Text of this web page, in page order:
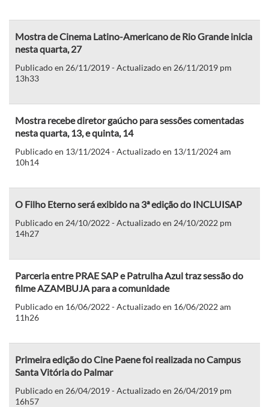
Mostra de Cinema Latino-Americano de Rio Grande inicia
nesta quarta, 27
Publicado en 26/11/2019 - Actualizado en 26/11/2019 pm
13h33
Mostra recebe diretor gaúcho para sessões comentadas
nesta quarta, 13, e quinta, 14
Publicado en 13/11/2024 - Actualizado en 13/11/2024 am
10h14
O Filho Eterno será exibido na 3ª edição do INCLUISAP
Publicado en 24/10/2022 - Actualizado en 24/10/2022 pm
14h27
Parceria entre PRAE SAP e Patrulha Azul traz sessão do
filme AZAMBUJA para a comunidade
Publicado en 16/06/2022 - Actualizado en 16/06/2022 am
11h26
Primeira edição do Cine Paene foi realizada no Campus
Santa Vitória do Palmar
Publicado en 26/04/2019 - Actualizado en 26/04/2019 pm
16h57